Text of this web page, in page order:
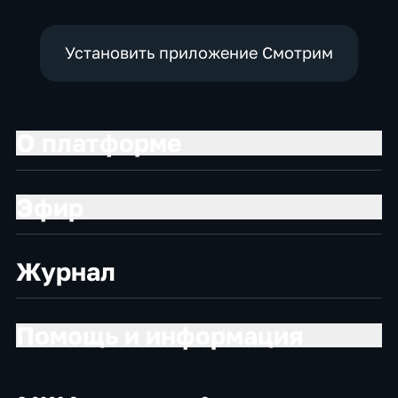
Установить приложение Смотрим
Журнал